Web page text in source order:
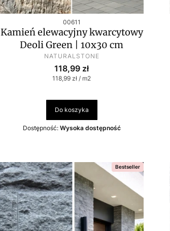
Kod produktu
00611
Kamień elewacyjny kwarcytowy
Deoli Green | 10x30 cm
PRODUCENT
NATURALSTONE
Cena
118,99 zł
Cena jednostkowa
118,99 zł / m2
Do koszyka
Dostępność: Wysoka dostępność
Bestseller